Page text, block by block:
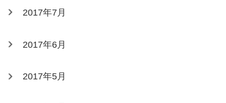
2017年7月
2017年6月
2017年5月